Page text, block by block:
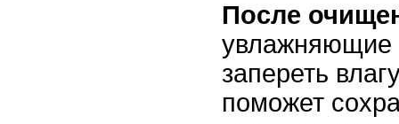
После
увлажняющие
запереть
поможет